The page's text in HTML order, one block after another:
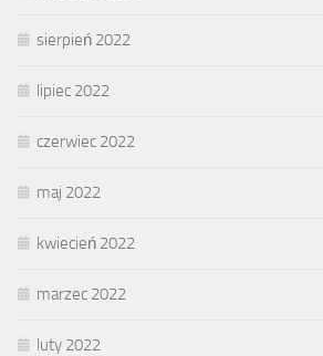
sierpień 2022
lipiec 2022
czerwiec 2022
maj 2022
kwiecień 2022
marzec 2022
luty 2022